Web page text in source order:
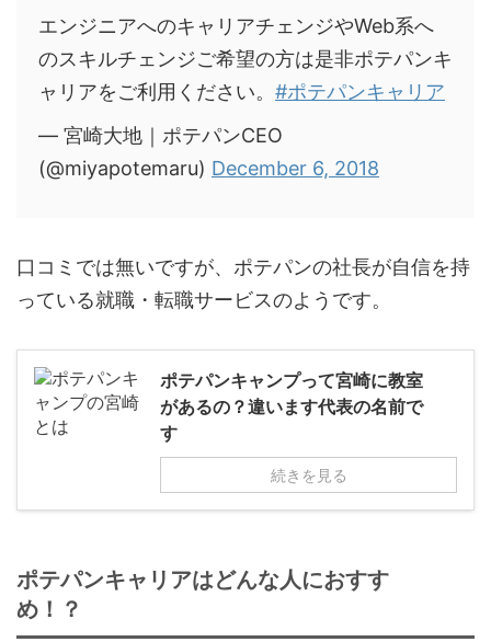
エンジニアへのキャリアチェンジやWeb系へ
のスキルチェンジご希望の方は是非ポテパンキ
ャリアをご利用ください。 #ポテパンキャリア
— 宮崎大地｜ポテパンCEO
(@miyapotemaru) December 6, 2018
口コミでは無いですが、ポテパンの社長が自信を持
っている就職・転職サービスのようです。
ポテパンキャンプって宮崎に教室
があるの？違います代表の名前で
す
続きを見る
ポテパンキャリアはどんな人におすす
め！？